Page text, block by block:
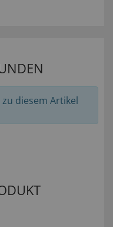
diesem Artikel